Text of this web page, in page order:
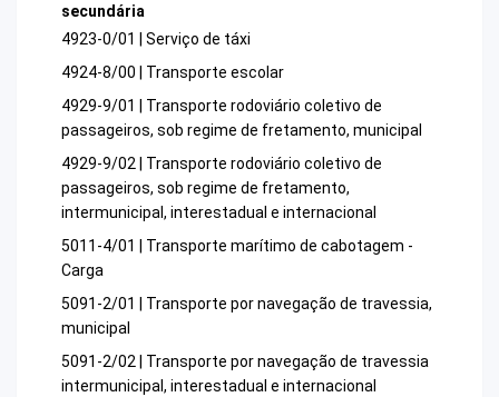
secundária
4923-0/01 | Serviço de táxi
4924-8/00 | Transporte escolar
4929-9/01 | Transporte rodoviário coletivo de
passageiros, sob regime de fretamento, municipal
4929-9/02 | Transporte rodoviário coletivo de
passageiros, sob regime de fretamento,
intermunicipal, interestadual e internacional
5011-4/01 | Transporte marítimo de cabotagem -
Carga
5091-2/01 | Transporte por navegação de travessia,
municipal
5091-2/02 | Transporte por navegação de travessia
intermunicipal, interestadual e internacional